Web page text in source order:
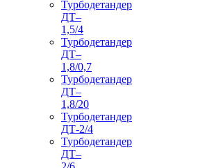
Турбодетандер
ДТ–
1,5/4
Турбодетандер
ДТ–
1,8/0,7
Турбодетандер
ДТ–
1,8/20
Турбодетандер
ДТ-2/4
Турбодетандер
ДТ–